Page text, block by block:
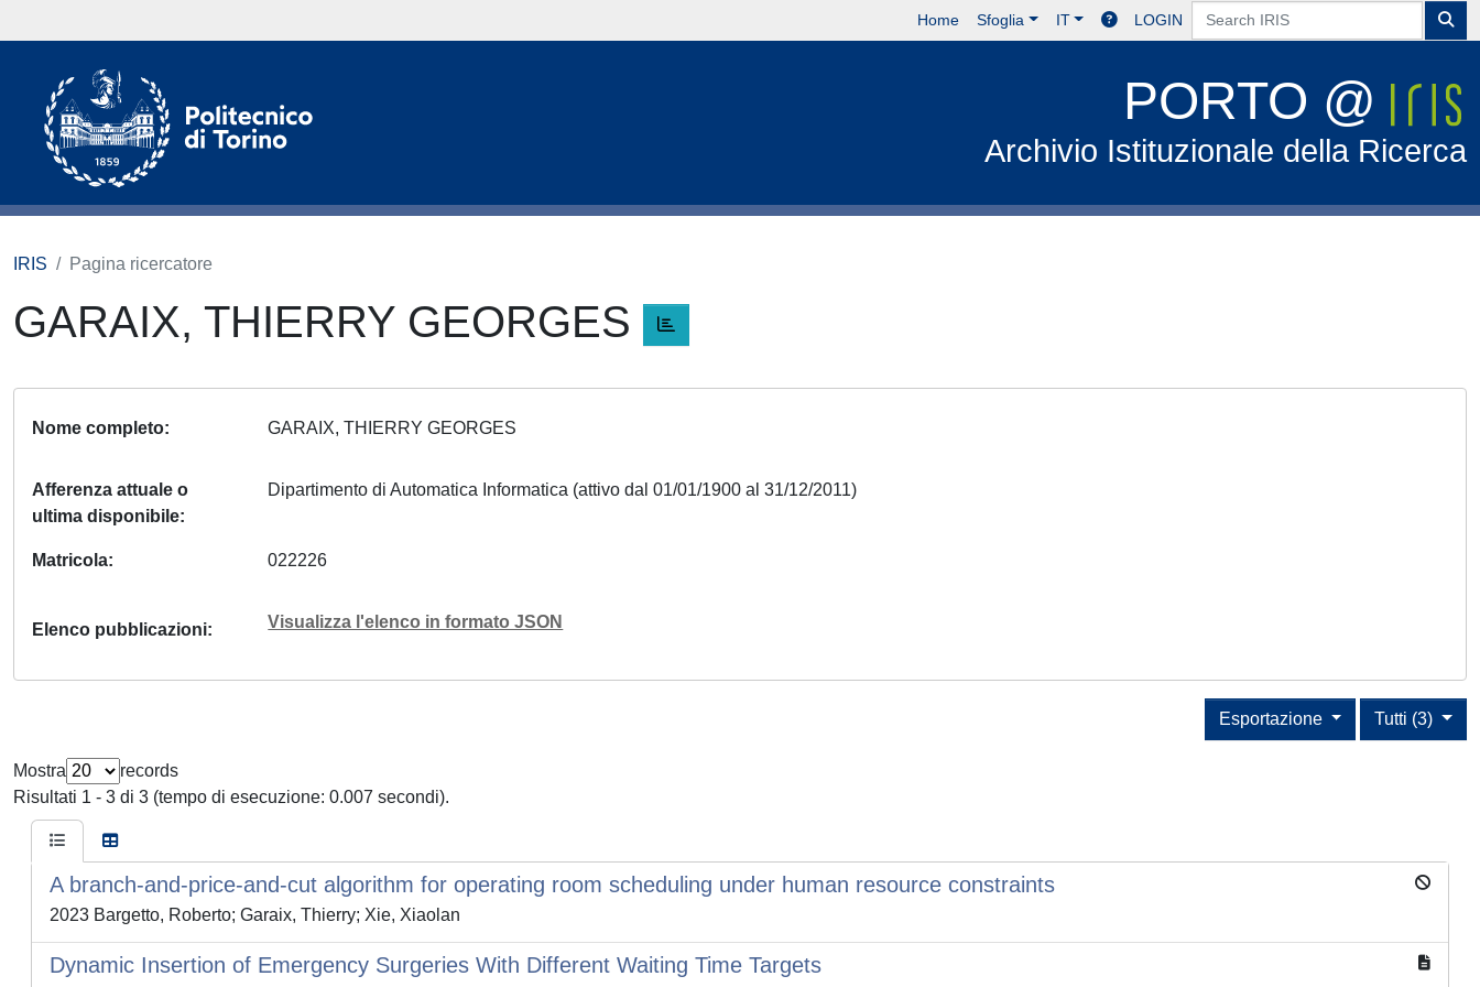
Home Sfoglia IT LOGIN
PORTO @
Archivio Istituzionale della Ricerca
IRIS Pagina ricercatore
GARAIX, THIERRY GEORGES
Nome completo GARAIX, THIERRY GEORGES
Afferenza attuale o
ultima disponibile
Dipartimento di Automatica Informatica (attivo dal 01/01/1900 al 31/12/2011)
Matricola 022226
Elenco pubblicazioni Visualizza l'elenco in formato JSON
Tutti (3)
Esportazione
Mostra
records
Risultati 1 - 3 di 3 (tempo di esecuzione: 0.007 secondi).
A branch-and-price-and-cut algorithm for operating room scheduling under human resource constraints
2023 Bargetto, Roberto; Garaix, Thierry; Xie, Xiaolan
Dynamic Insertion of Emergency Surgeries With Different Waiting Time Targets